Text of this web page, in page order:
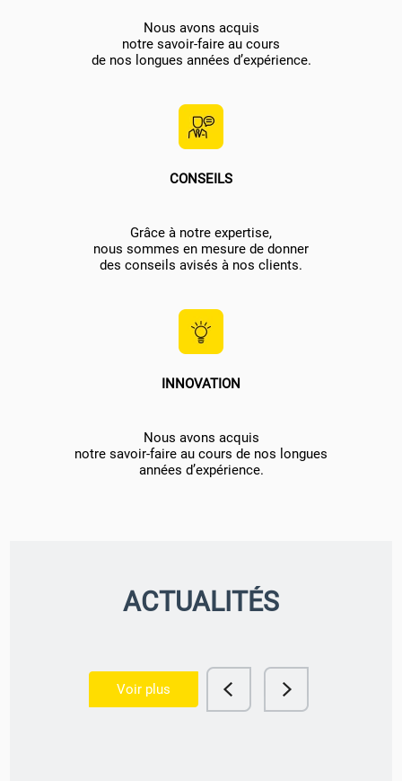
Nous avons acquis
notre savoir-faire au cours
de nos longues années d’expérience.
CONSEILS
Grâce à notre expertise,
nous sommes en mesure de donner
des conseils avisés à nos clients.
INNOVATION
Nous avons acquis
notre savoir-faire au cours de nos longues
années d’expérience.
ACTUALITÉS
Voir plus